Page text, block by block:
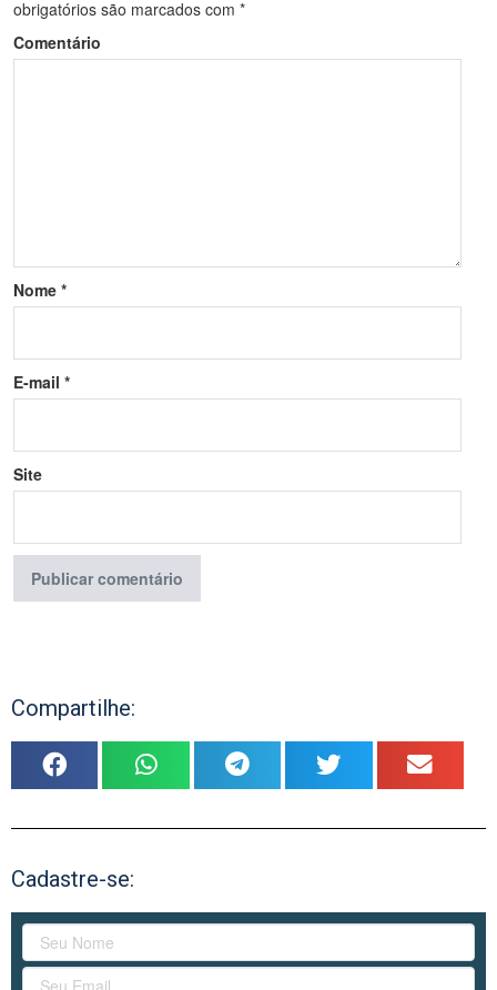
obrigatórios são marcados com *
Comentário
Nome *
E-mail *
Site
Compartilhe:
Cadastre-se: